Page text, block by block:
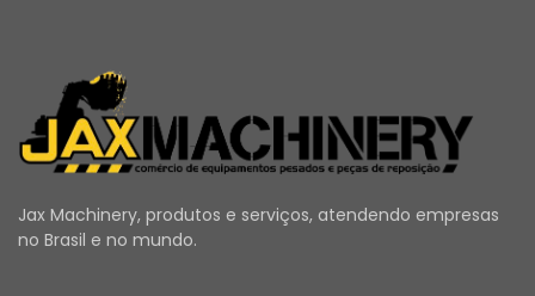
Jax Machinery, produtos e serviços, atendendo empresas
no Brasil e no mundo.